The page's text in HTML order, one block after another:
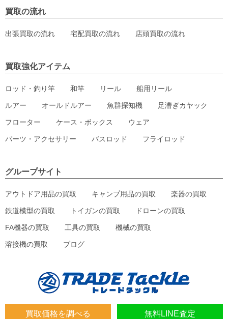
買取価格を調べる 無料LINE査定
買取の流れ
出張買取の流れ 宅配買取の流れ 店頭買取の流れ
買取強化アイテム
ロッド・釣り竿 和竿 リール 船用リール
ルアー オールドルアー 魚群探知機 足漕ぎカヤック
フローター ケース・ボックス ウェア
パーツ・アクセサリー バスロッド フライロッド
グループサイト
アウトドア用品の買取 キャンプ用品の買取 楽器の買取
鉄道模型の買取 トイガンの買取 ドローンの買取
FA機器の買取 工具の買取 機械の買取
溶接機の買取 ブログ